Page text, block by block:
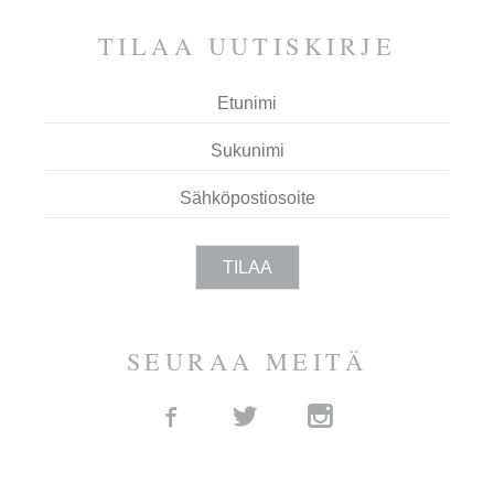
TILAA UUTIS­KIRJE
SEURAA MEITÄ
FacebookTwitter